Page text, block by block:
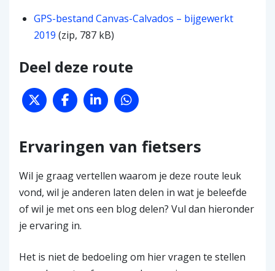
GPS-bestand Canvas-Calvados – bijgewerkt
2019 (zip, 787 kB)
Deel deze route
Ervaringen van fietsers
Wil je graag vertellen waarom je deze route leuk
vond, wil je anderen laten delen in wat je beleefde
of wil je met ons een blog delen? Vul dan hieronder
je ervaring in.
Het is niet de bedoeling om hier vragen te stellen